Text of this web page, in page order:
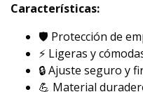
Características:
🛡️ Protección de
⚡ Ligeras y
🔒 Ajuste seguro y
💪 Material